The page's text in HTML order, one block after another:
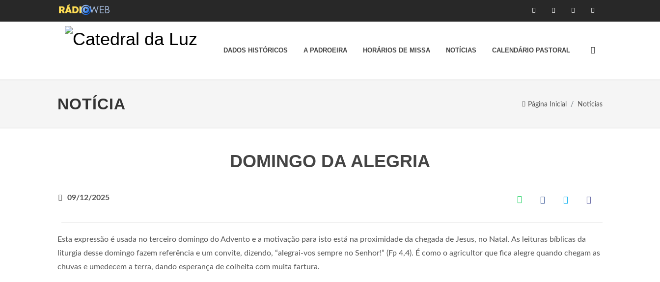
DADOS HISTÓRICOS A PADROEIRA HORÁRIOS DE MISSA NOTÍCIAS CALENDÁRIO PASTORAL
NOTÍCIA Página Inicial Notícias
DOMINGO DA ALEGRIA
09/12/2025
Esta expressão é usada no terceiro domingo do Advento e a motivação para isto está na proximidade da chegada de Jesus, no Natal. As leituras bíblicas da
liturgia desse domingo fazem referência e um convite, dizendo, “alegrai-vos sempre no Senhor!” (Fp 4,4). É como o agricultor que fica alegre quando chegam as
chuvas e umedecem a terra, dando esperança de colheita com muita fartura.